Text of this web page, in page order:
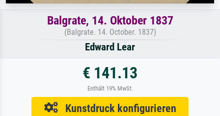
Balgrate, 14. Oktober 1837
(Balgrate. 14. October. 1837)
Edward Lear
€ 141.13
Enthält 19% MwSt.
Kunstdruck konfigurieren